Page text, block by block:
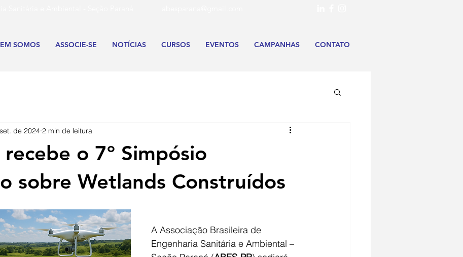
SOMOS ASSOCIE-SE NOTÍCIAS CURSOS EVENTOS CAMPANHAS CONTATO
o 7º Simpósio
sobre Wetlands Construídos
de 2024 2 min de leitura
A Associação Brasileira de
Engenharia Sanitária e Ambiental –